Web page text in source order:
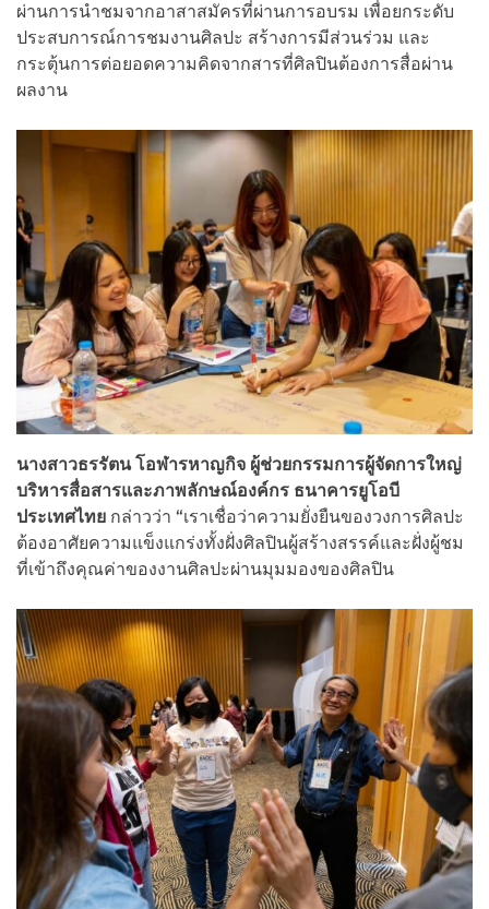
ผ่านการนำชมจากอาสาสมัครที่ผ่านการอบรม เพื่อยกระดับ
ประสบการณ์การชมงานศิลปะ สร้างการมีส่วนร่วม และ
กระตุ้นการต่อยอดความคิดจากสารที่ศิลปินต้องการสื่อผ่าน
ผลงาน
นางสาวธรรัตน โอฬารหาญกิจ ผู้ช่วยกรรมการผู้จัดการใหญ่
บริหารสื่อสารและภาพลักษณ์องค์กร ธนาคารยูโอบี
ประเทศไทย กล่าวว่า “เราเชื่อว่าความยั่งยืนของวงการศิลปะ
ต้องอาศัยความแข็งแกร่งทั้งฝั่งศิลปินผู้สร้างสรรค์และฝั่งผู้ชม
ที่เข้าถึงคุณค่าของงานศิลปะผ่านมุมมองของศิลปิน